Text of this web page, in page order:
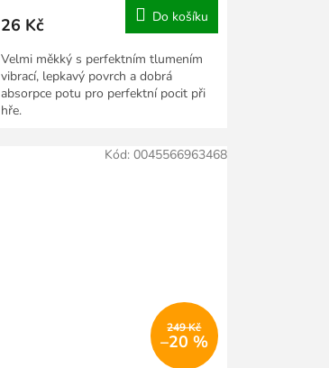
26 Kč Do košíku
Velmi měkký s perfektním tlumením
vibrací, lepkavý povrch a dobrá
absorpce potu pro perfektní pocit při
hře.
249 Kč
–20 %
Kód: 0045566963468